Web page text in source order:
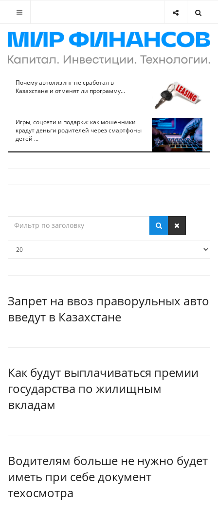
Почему автолизинг не сработал в
Казахстане и отменят ли программу...
Игры, соцсети и подарки: как мошенники
крадут деньги родителей через смартфоны
детей ...
по
Запрет на ввоз праворульных авто
введут в Казахстане
Как будут выплачиваться премии
государства по жилищным
вкладам
Водителям больше не нужно будет
иметь при себе документ
техосмотра